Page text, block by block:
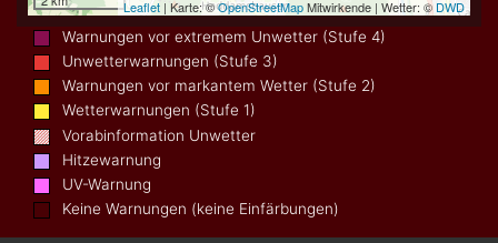
Warnungen vor extremem Unwetter (Stufe 4)
Unwetterwarnungen (Stufe 3)
Warnungen vor markantem Wetter (Stufe 2)
Wetterwarnungen (Stufe 1)
Vorabinformation Unwetter
Hitzewarnung
UV-Warnung
Keine Warnungen (keine Einfärbungen)